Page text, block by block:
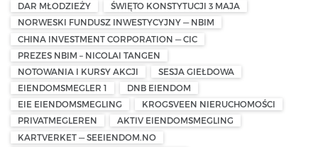
DAR MŁODZIEŻY
ŚWIĘTO KONSTYTUCJI 3 MAJA
NORWESKI FUNDUSZ INWESTYCYJNY — NBIM
CHINA INVESTMENT CORPORATION — CIC
PREZES NBIM – NICOLAI TANGEN
NOTOWANIA I KURSY AKCJI
SESJA GIEŁDOWA
EIENDOMSMEGLER 1
DNB EIENDOM
EIE EIENDOMSMEGLING
KROGSVEEN NIERUCHOMOŚCI
PRIVATMEGLEREN
AKTIV EIENDOMSMEGLING
KARTVERKET — SEEIENDOM.NO